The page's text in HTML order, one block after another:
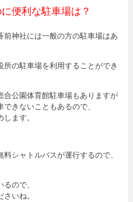
便利な駐車場は？
神社には一般の方の駐車場はあ
の駐車場を利用することができ
公園体育館駐車場もありますが
きないこともあるので、
ます。
シャトルバスが運行するので、
ので、
いね。